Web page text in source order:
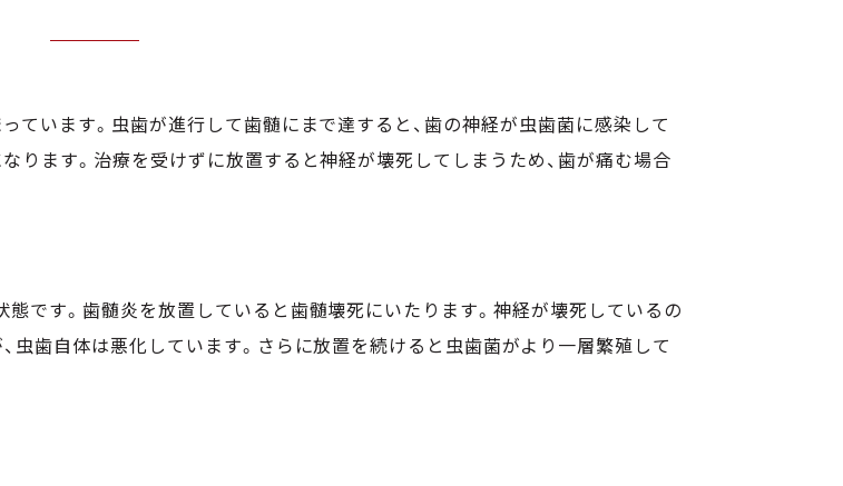
ています。虫歯が進行して歯髄にまで達すると、歯の神経が虫歯菌に感染して
ります。治療を受けずに放置すると神経が壊死してしまうため、歯が痛む場合
です。歯髄炎を放置していると歯髄壊死にいたります。神経が壊死しているの
虫歯自体は悪化しています。さらに放置を続けると虫歯菌がより一層繁殖して